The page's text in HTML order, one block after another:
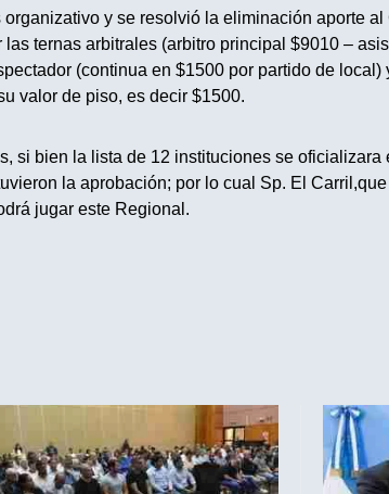
organizativo y se resolvió la eliminación aporte
las ternas arbitrales (arbitro principal $9010 –
(continua en $1500 por partido de local)
valor de piso, es decir $1500.
si bien la lista de 12 instituciones se oficializara
la aprobación; por lo cual Sp. El
jugar este Regional.